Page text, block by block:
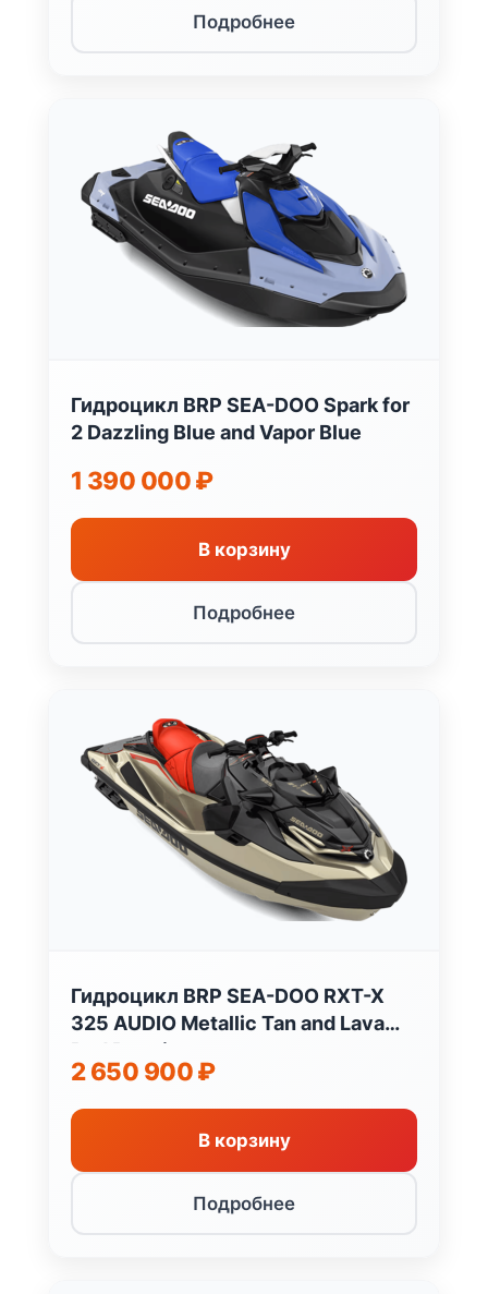
Подробнее
Гидроцикл BRP SEA-DOO Spark for
2 Dazzling Blue and Vapor Blue
1 390 000₽
В корзину
Подробнее
Гидроцикл BRP SEA-DOO RXT-X
325 AUDIO Metallic Tan and Lava
Red Premium
2 650 900₽
В корзину
Подробнее